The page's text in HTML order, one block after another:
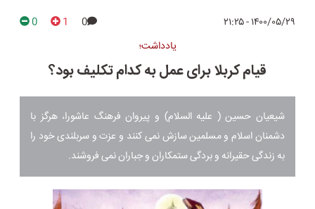
۱۴۰۰/۰۵/۲۹ - ۲۱:۲۵ 0
1
0
یادداشت؛
قیام کربلا برای عمل به کدام تکلیف بود؟
شیعیان حسین ( علیه السلام) و پیروان فرهنگ عاشورا، هرگز با
دشمنان اسلام و مسلمین سازش نمی کنند و عزت و سربلندی خود را
به زندگی حقیرانه و بردگی ستمکاران و جباران نمی فروشند.